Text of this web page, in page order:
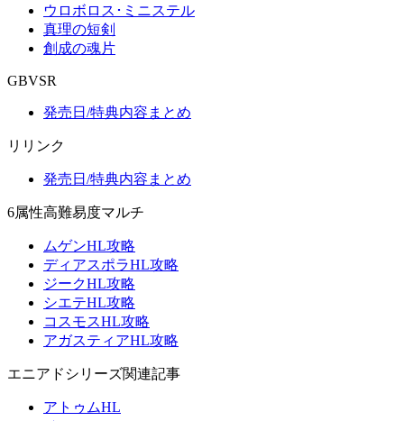
ウロボロス･ミニステル
真理の短剣
創成の魂片
GBVSR
発売日/特典内容まとめ
リリンク
発売日/特典内容まとめ
6属性高難易度マルチ
ムゲンHL攻略
ディアスポラHL攻略
ジークHL攻略
シエテHL攻略
コスモスHL攻略
アガスティアHL攻略
エニアドシリーズ関連記事
アトゥムHL